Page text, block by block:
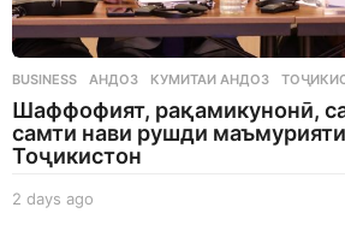
BUSINESS АНДОЗ ,КУМИТАИ АНДОЗ ,
Шаффофият, рақамикунонӣ,
самти нави рушди
Тоҷикистон
2 days ago